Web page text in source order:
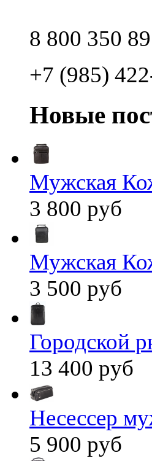
8 800 350
+7 (985)
Новые
Мужская
3 800 руб
Мужская
3 500 руб
Городской
13 400 руб
Несессер
5 900 руб